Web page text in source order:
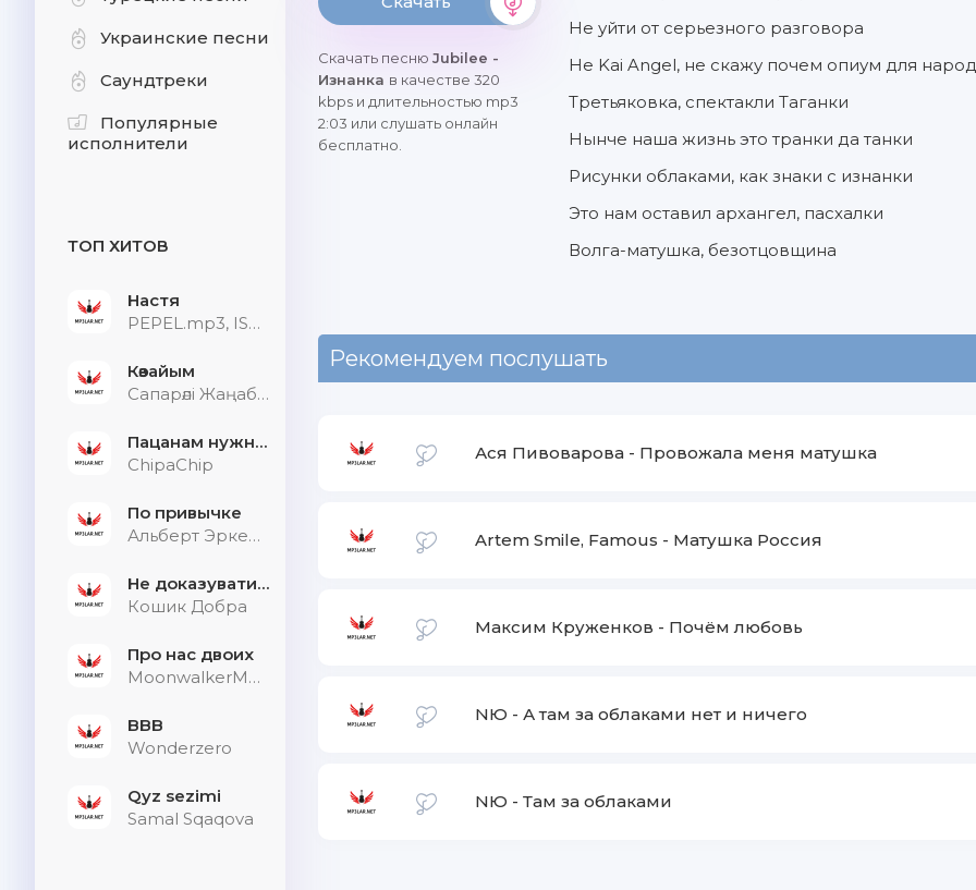
Украинские песни
Саундтреки
Популярные
исполнители
ТОП ХИТОВ
Настя
PEPEL.mp3, ISVNBITOV, Alfredovich
Көзайым
Сапарәлі Жаңабек
Пацанам нужна дыхалка
ChipaChip
По привычке
Альберт Эркенов
Не доказувати тим, хто не слухає
Кошик Добра
Про нас двоих
MoonwalkerMusic
BBB
Wonderzero
Qyz sezimi
Samal Sqaqova
Скачать песню Jubilee -
Изнанка в качестве 320
kbps и длительностью mp3
2:03 или слушать онлайн
бесплатно.
Не уйти от серьезного разговора
Не Kai Angel, не скажу почем опиум для
Третьяковка, спектакли Таганки
Нынче наша жизнь это транки да танки
Рисунки облаками, как знаки с изнанки
Это нам оставил архангел, пасхалки
Волга-матушка, безотцовщина
Рекомендуем послушать
Ася Пивоварова - Провожала меня матушка
Artem Smile, Famous - Матушка Россия
Максим Круженков - Почём любовь
NЮ - А там за облаками нет и ничего
NЮ - Там за облаками